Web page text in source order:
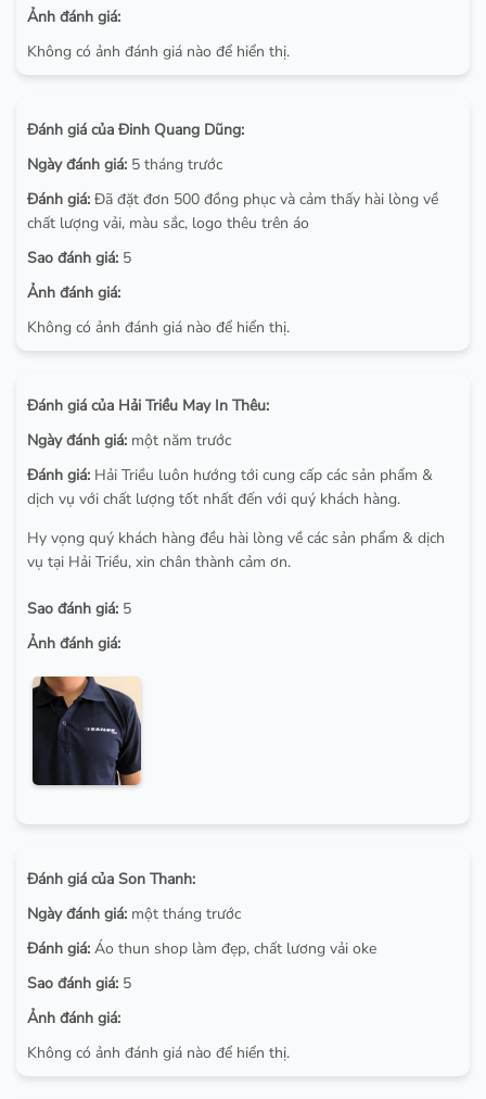
Ảnh đánh giá:
Không có ảnh đánh giá nào để hiển thị.
Đánh giá của Đinh Quang Dũng:
Ngày đánh giá: 5 tháng trước
Đánh giá: Đã đặt đơn 500 đồng phục và cảm thấy hài lòng về
chất lượng vải, màu sắc, logo thêu trên áo
Sao đánh giá: 5
Ảnh đánh giá:
Không có ảnh đánh giá nào để hiển thị.
Đánh giá của Hải Triều May In Thêu:
Ngày đánh giá: một năm trước
Đánh giá: Hải Triều luôn hướng tới cung cấp các sản phẩm &
dịch vụ với chất lượng tốt nhất đến với quý khách hàng.
Hy vọng quý khách hàng đều hài lòng về các sản phẩm & dịch
vụ tại Hải Triều, xin chân thành cảm ơn.
Sao đánh giá: 5
Ảnh đánh giá:
Đánh giá của Son Thanh:
Ngày đánh giá: một tháng trước
Đánh giá: Áo thun shop làm đẹp, chất lương vải oke
Sao đánh giá: 5
Ảnh đánh giá:
Không có ảnh đánh giá nào để hiển thị.